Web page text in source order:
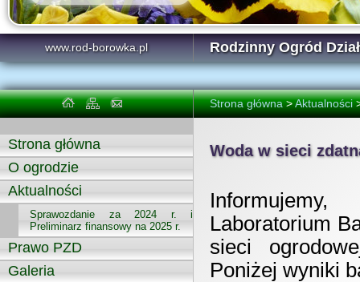
www.rod-borowka.pl Rodzinny Ogród
Strona główna>Aktualności
Strona główna
O ogrodzie
Aktualności
Sprawozdanie za 2024 r. i
Preliminarz finansowy na 2025 r.
Prawo PZD
Galeria
Woda w sieci
Laboratorium
sieci
Poniżej wyniki